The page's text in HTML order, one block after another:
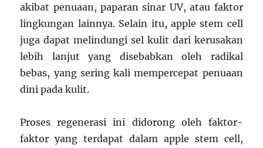
akibat penuaan, paparan sinar UV, atau faktor
lingkungan lainnya. Selain itu, apple stem cell
juga dapat melindungi sel kulit dari kerusakan
lebih lanjut yang disebabkan oleh radikal
bebas, yang sering kali mempercepat penuaan
dini pada kulit.
Proses regenerasi ini didorong oleh faktor-
faktor yang terdapat dalam apple stem cell,